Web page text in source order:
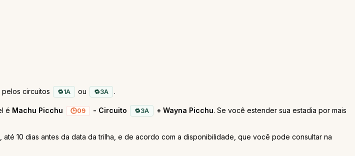
pelos circuitos 1A ou 3A .
é Machu Picchu 09 - Circuito 3A + Wayna Picchu. Se você estender sua estadia por mais
10 dias antes da data da trilha, e de acordo com a disponibilidade, que você pode consultar na